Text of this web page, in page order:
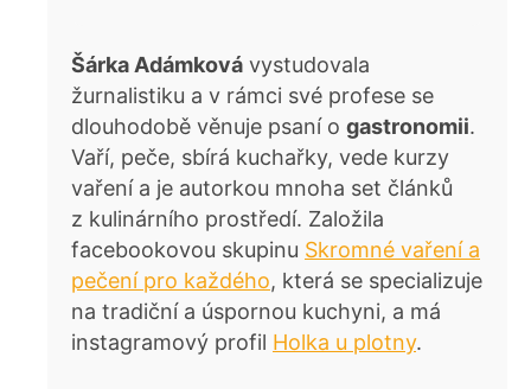
Šárka Adámková vystudovala
žurnalistiku a v rámci své profese se
dlouhodobě věnuje psaní o gastronomii.
Vaří, peče, sbírá kuchařky, vede kurzy
vaření a je autorkou mnoha set článků
z kulinárního prostředí. Založila
facebookovou skupinu Skromné vaření a
pečení pro každého, která se specializuje
na tradiční a úspornou kuchyni, a má
instagramový profil Holka u plotny.